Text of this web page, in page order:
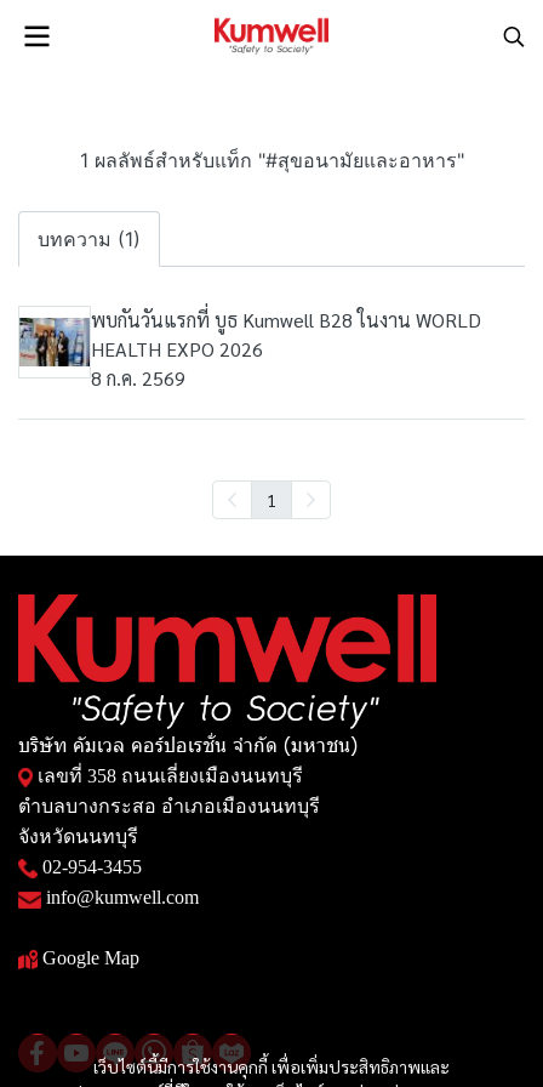
1 ผลลัพธ์สำหรับแท็ก "#สุขอนามัยและอาหาร"
บทความ (1)
พบกันวันแรกที่ บูธ Kumwell B28 ในงาน WORLD
HEALTH EXPO 2026
8 ก.ค. 2569
1
เว็บไซต์นี้มีการใช้งานคุกกี้ เพื่อเพิ่มประสิทธิภาพและ
บริษัท คัมเวล คอร์ปอเรชั่น จำกัด (มหาชน)
เลขที่ 358 ถนนเลี่ยงเมืองนนทบุรี
ตำบลบางกระสอ อำเภอเมืองนนทบุรี
จังหวัดนนทบุรี
02-954-3455
info@kumwell.com
Google Map